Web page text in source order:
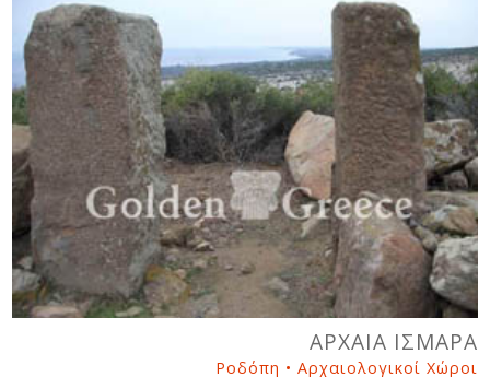
ΑΡΧΑΙΑ ΙΣΜΑΡΑ
Ροδόπη • Αρχαιολογικοί Χώροι